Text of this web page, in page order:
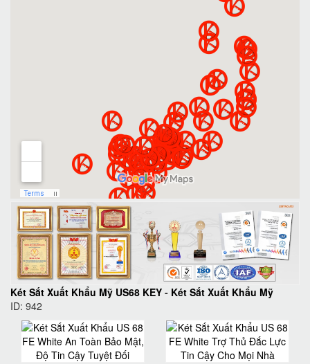
Két Sắt Xuất Khẩu Mỹ US68 KEY - Két Sắt Xuất Khẩu Mỹ
ID: 942